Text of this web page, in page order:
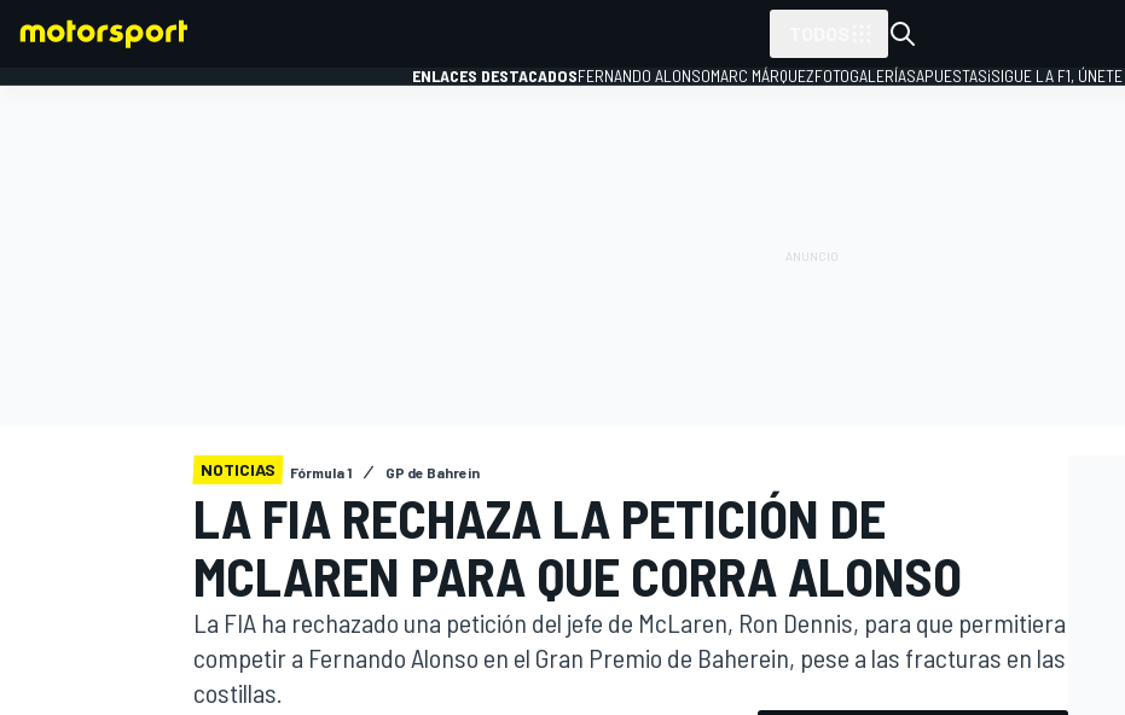
ENLACES DESTACADOSFERNANDO ALONSOMARC MÁRQUEZFOTOGALERÍASAPUESTAS¡SIGUE LA F1,
NOTICIAS Fórmula 1 GP de Bahrein
LA FIA RECHAZA LA PETICIÓN DE
MCLAREN PARA QUE CORRA ALONSO
La FIA ha rechazado una petición del jefe de McLaren, Ron Dennis, para que permitiera
competir a Fernando Alonso en el Gran Premio de Baherein, pese a las fracturas en las
costillas.